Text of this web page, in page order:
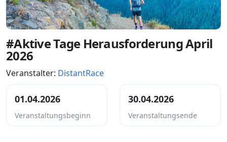
#Aktive Tage Herausforderung April
2026
Veranstalter: DistantRace
01.04.2026
Veranstaltungsbeginn
30.04.2026
Veranstaltungsende